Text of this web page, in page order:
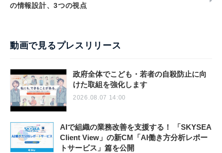
の情報設計、3つの視点
動画で見るプレスリリース
政府全体でこども・若者の自殺防止に向
けた取組を強化します
2026.08.07 14:00
AIで組織の業務改善を支援する！ 「SKYSEA
Client View」の新CM「AI働き方分析レポー
トサービス」篇を公開